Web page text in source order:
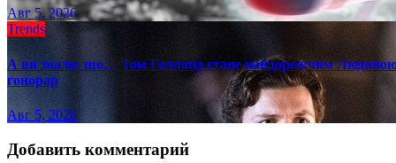
Авг 5, 2026
Trends
А ви знали, що… Том Голланд стане найдорожчим
гонорар
Авг 5, 2026
Добавить комментарий